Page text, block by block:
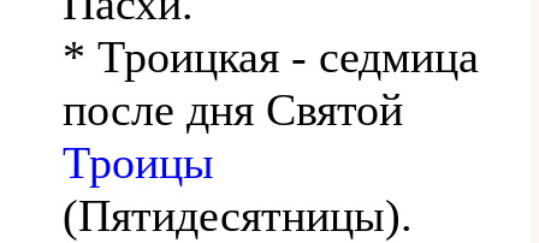
* Троицкая - седмица
после дня Святой
Троицы
(Пятидесятницы).